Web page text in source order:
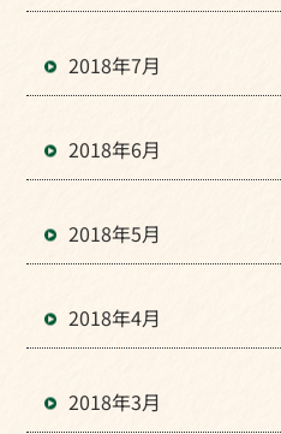
2018年7月
2018年6月
2018年5月
2018年4月
2018年3月